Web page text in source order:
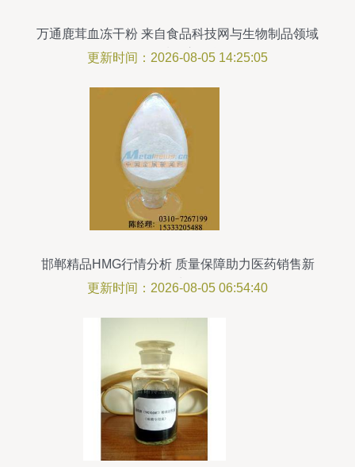
万通鹿茸血冻干粉 来自食品科技网与生物制品领域
的优质供应信息
更新时间：2026-08-05 14:25:05
邯郸精品HMG行情分析 质量保障助力医药销售新
增长
更新时间：2026-08-05 06:54:40